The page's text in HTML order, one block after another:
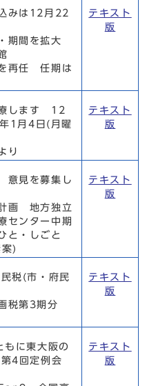
みは12月22
期間を拡大
再任 任期は
テキスト
版
療します 12
1月4日(月曜
り
テキスト
版
意見を募集し
画 地方独立
センター中期
と・しごと
)
テキスト
版
税(市・府民
画税第3期分
テキスト
版
もに東大阪の
4回定例会
テキスト
版